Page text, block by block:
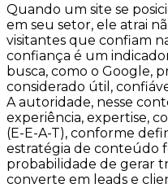
Quando um site se
em seu setor, ele atrai
visitantes que confiam
confiança é um
busca, como o Google,
considerado útil,
A autoridade, nesse
experiência, expertise,
(E-E-A-T), conforme
estratégia de conteúdo
probabilidade de gerar
converte em leads e